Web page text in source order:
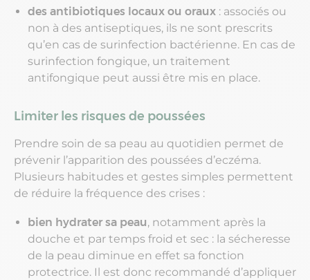
des antibiotiques locaux ou oraux : associés ou
non à des antiseptiques, ils ne sont prescrits
qu’en cas de surinfection bactérienne. En cas de
surinfection fongique, un traitement
antifongique peut aussi être mis en place.
Limiter les risques de poussées
Prendre soin de sa peau au quotidien permet de
prévenir l’apparition des poussées d’eczéma.
Plusieurs habitudes et gestes simples permettent
de réduire la fréquence des crises :
bien hydrater sa peau, notamment après la
douche et par temps froid et sec : la sécheresse
de la peau diminue en effet sa fonction
protectrice. Il est donc recommandé d’appliquer